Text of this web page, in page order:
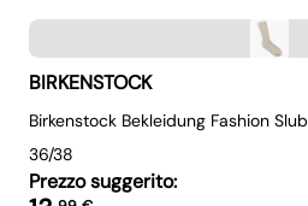
BIRKENSTOCK
Birkenstock Bekleidung Fashion Slub
36/38
Prezzo suggerito: